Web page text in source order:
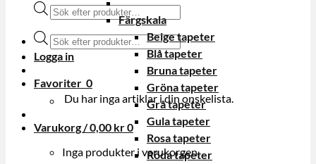
Produktsökning
Produktsökning
Logga in
Favoriter 0
Du har inga artiklar i din onskelista.
Varukorg /0,00 kr0
Inga produkter i varukorgen.
Färgskala
Beige tapeter
Blå tapeter
Bruna tapeter
Gröna tapeter
Grå tapeter
Gula tapeter
Rosa tapeter
Röda tapeter